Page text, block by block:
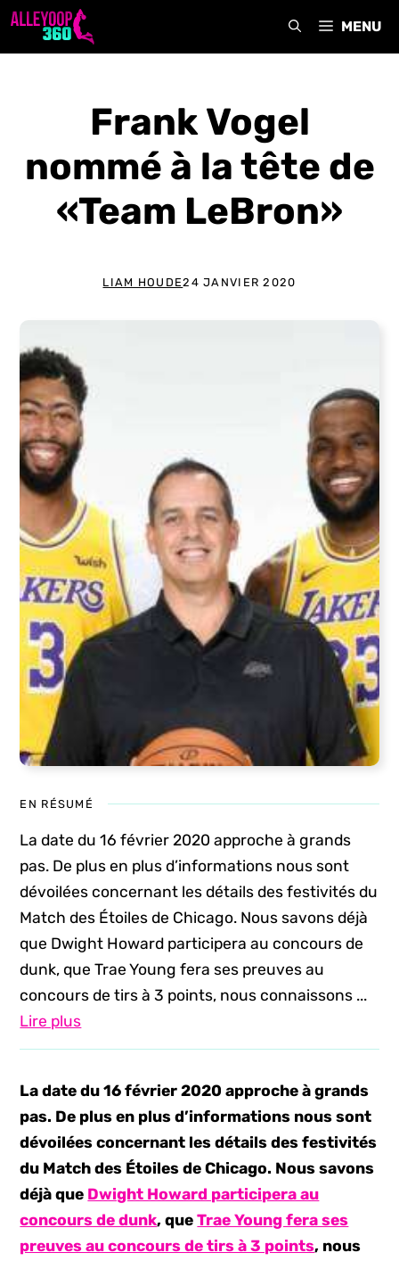
Aller
MENU
Frank Vogel
nommé à la tête de
«Team LeBron»
LIAM HOUDE24 JANVIER 2020
EN RÉSUMÉ
La date du 16 février 2020 approche à grands
pas. De plus en plus d’informations nous sont
dévoilées concernant les détails des festivités du
Match des Étoiles de Chicago. Nous savons déjà
que Dwight Howard participera au concours de
dunk, que Trae Young fera ses preuves au
concours de tirs à 3 points, nous connaissons ...
Lire plus
La date du 16 février 2020 approche à grands
pas. De plus en plus d’informations nous sont
dévoilées concernant les détails des festivités
du Match des Étoiles de Chicago. Nous savons
déjà que Dwight Howard participera au
concours de dunk, queTrae Young fera ses
preuves au concours de tirs à 3 points, nous